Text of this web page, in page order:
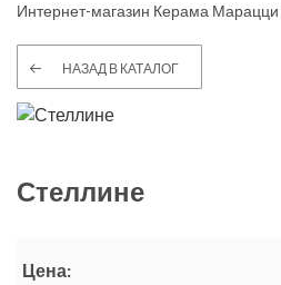
Интернет-магазин Керама Марацци
НАЗАД В КАТАЛОГ
Стеллине
Цена: